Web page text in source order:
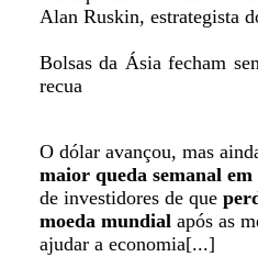
Alan Ruskin, estrategista
Bolsas da Ásia fecham
recua
O dólar avançou, mas
maior queda semanal em
de investidores de que
moeda mundialapós as
ajudar a economia[...]